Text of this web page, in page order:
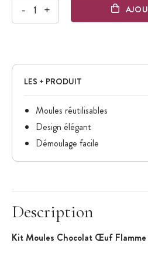
- +
LES + PRODUIT
Moules réutilisables
Design élégant
Démoulage facile
Description
Kit Moules Chocolat Œuf Flamme